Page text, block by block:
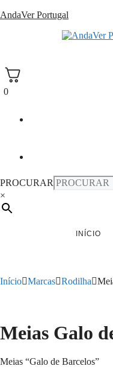
Saltar
AndaVer Portugal
0
PROCURAR
×
INÍCIO
Início Marcas Rodilha
Meias Galo
Meias “Galo de Barcelos”